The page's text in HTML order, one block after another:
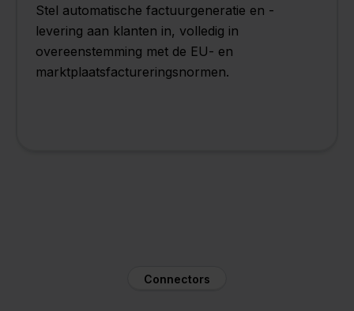
Stel automatische factuurgeneratie en -
levering aan klanten in, volledig in
overeenstemming met de EU- en
marktplaatsfactureringsnormen.
Connectors